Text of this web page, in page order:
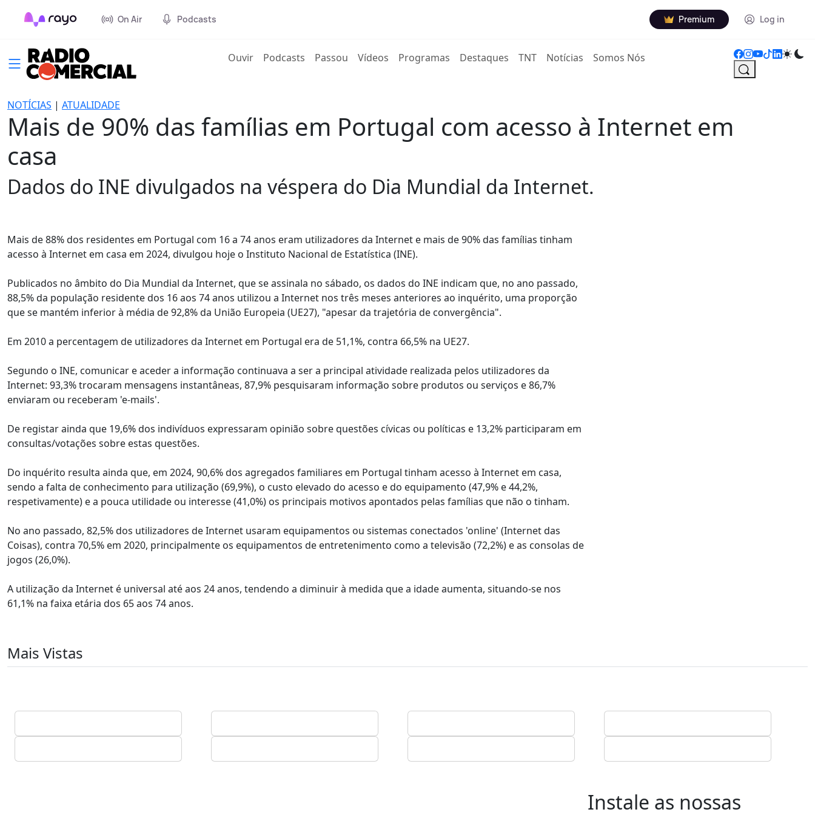
On Air Podcasts Premium Log in
Ouvir(current)
Podcasts Passou Vídeos Programas Destaques TNT Notícias Somos Nós
NOTÍCIAS | ATUALIDADE
Mais de 90% das famílias em Portugal com acesso à Internet em
casa
Dados do INE divulgados na véspera do Dia Mundial da Internet.
Mais de 88% dos residentes em Portugal com 16 a 74 anos eram utilizadores da Internet e mais de 90% das famílias tinham
acesso à Internet em casa em 2024, divulgou hoje o Instituto Nacional de Estatística (INE).
Publicados no âmbito do Dia Mundial da Internet, que se assinala no sábado, os dados do INE indicam que, no ano passado,
88,5% da população residente dos 16 aos 74 anos utilizou a Internet nos três meses anteriores ao inquérito, uma proporção
que se mantém inferior à média de 92,8% da União Europeia (UE27), "apesar da trajetória de convergência".
Em 2010 a percentagem de utilizadores da Internet em Portugal era de 51,1%, contra 66,5% na UE27.
Segundo o INE, comunicar e aceder a informação continuava a ser a principal atividade realizada pelos utilizadores da
Internet: 93,3% trocaram mensagens instantâneas, 87,9% pesquisaram informação sobre produtos ou serviços e 86,7%
enviaram ou receberam 'e-mails'.
De registar ainda que 19,6% dos indivíduos expressaram opinião sobre questões cívicas ou políticas e 13,2% participaram em
consultas/votações sobre estas questões.
Do inquérito resulta ainda que, em 2024, 90,6% dos agregados familiares em Portugal tinham acesso à Internet em casa,
sendo a falta de conhecimento para utilização (69,9%), o custo elevado do acesso e do equipamento (47,9% e 44,2%,
respetivamente) e a pouca utilidade ou interesse (41,0%) os principais motivos apontados pelas famílias que não o tinham.
No ano passado, 82,5% dos utilizadores de Internet usaram equipamentos ou sistemas conectados 'online' (Internet das
Coisas), contra 70,5% em 2020, principalmente os equipamentos de entretenimento como a televisão (72,2%) e as consolas de
jogos (26,0%).
A utilização da Internet é universal até aos 24 anos, tendendo a diminuir à medida que a idade aumenta, situando-se nos
61,1% na faixa etária dos 65 aos 74 anos.
Mais Vistas
Instale as nossas